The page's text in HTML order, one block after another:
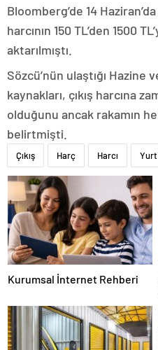
Bloomberg’de 14
harcının 150 TL’den 1500
aktarılmıştı.
Sözcü’nün ulaştığı Hazine
kaynakları, çıkış harcına
olduğunu ancak rakamın
belirtmişti.
Çıkış Harç Harcı Yurt
Kurumsal İnternet Rehberi